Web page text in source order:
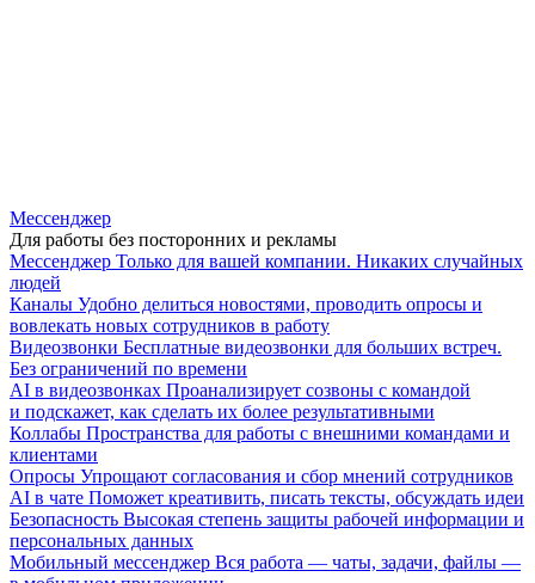
Мессенджер
Для работы без посторонних и рекламы
Мессенджер Только для вашей компании. Никаких случайных
людей
Каналы Удобно делиться новостями, проводить опросы и
вовлекать новых сотрудников в работу
Видеозвонки Бесплатные видеозвонки для больших встреч.
Без ограничений по времени
AI в видеозвонках Проанализирует созвоны с командой
и подскажет, как сделать их более результативными
Коллабы Пространства для работы с внешними командами и
клиентами
Опросы Упрощают согласования и сбор мнений сотрудников
AI в чате Поможет креативить, писать тексты, обсуждать идеи
Безопасность Высокая степень защиты рабочей информации и
персональных данных
Мобильный мессенджер Вся работа — чаты, задачи, файлы —